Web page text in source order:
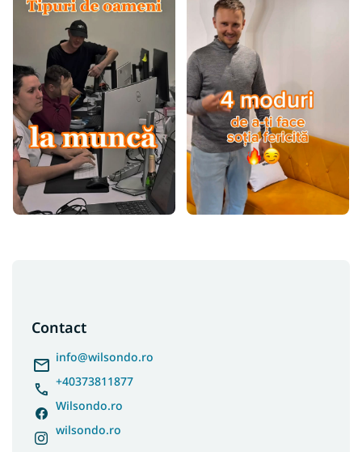
Contact
info@wilsondo.ro
+40373811877
Wilsondo.ro
wilsondo.ro